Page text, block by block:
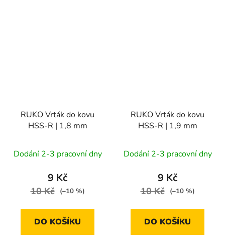
RUKO Vrták do kovu
HSS-R | 1,8 mm
Dodání 2-3 pracovní dny
9 Kč
10 Kč (–10 %)
DO KOŠÍKU
RUKO Vrták do kovu
HSS-R | 1,9 mm
Dodání 2-3 pracovní dny
9 Kč
10 Kč (–10 %)
DO KOŠÍKU